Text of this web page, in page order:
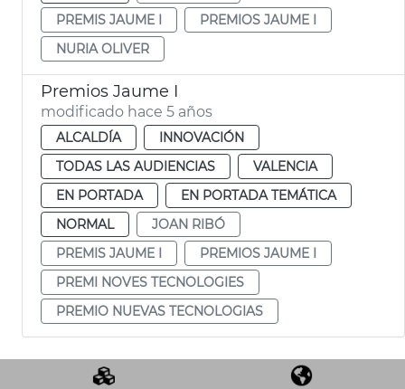
PREMIS JAUME I
PREMIOS JAUME I
NURIA OLIVER
Premios Jaume I
modificado hace 5 años
ALCALDÍA
INNOVACIÓN
TODAS LAS AUDIENCIAS
VALENCIA
EN PORTADA
EN PORTADA TEMÁTICA
NORMAL
JOAN RIBÓ
PREMIS JAUME I
PREMIOS JAUME I
PREMI NOVES TECNOLOGIES
PREMIO NUEVAS TECNOLOGIAS